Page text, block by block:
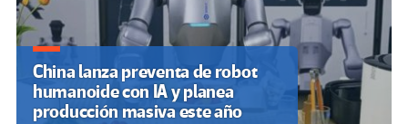
China lanza preventa de robot
humanoide con IA y planea
producción masiva este año